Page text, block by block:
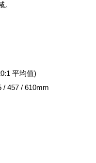
平均值)
/ 457 / 610mm